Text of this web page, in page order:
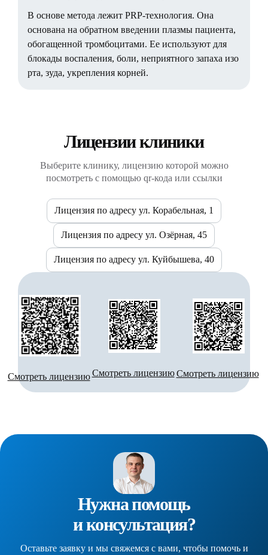
В основе метода лежит PRP-технология. Она
основана на обратном введении плазмы пациента,
обогащенной тромбоцитами. Ее используют для
блокады воспаления, боли, неприятного запаха изо
рта, зуда, укрепления корней.
Лицензии клиники
Выберите клинику, лицензию которой можно
посмотреть с помощью qr-кода или ссылки
Лицензия по адресу ул. Корабельная, 1
Лицензия по адресу ул. Озёрная, 45
Лицензия по адресу ул. Куйбышева, 40
Смотреть лицензию Смотреть лицензию Смотреть лицензию
Нужна помощь
и консультация?
Оставьте заявку и мы свяжемся с вами, чтобы помочь и